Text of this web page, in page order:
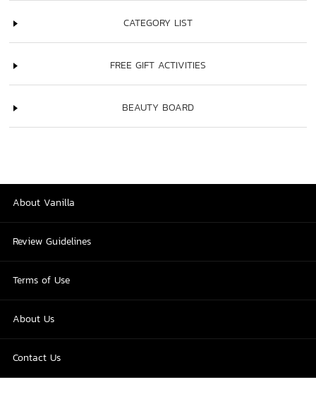
CATEGORY LIST
FREE GIFT ACTIVITIES
BEAUTY BOARD
About Vanilla
Review Guidelines
Terms of Use
About Us
Contact Us